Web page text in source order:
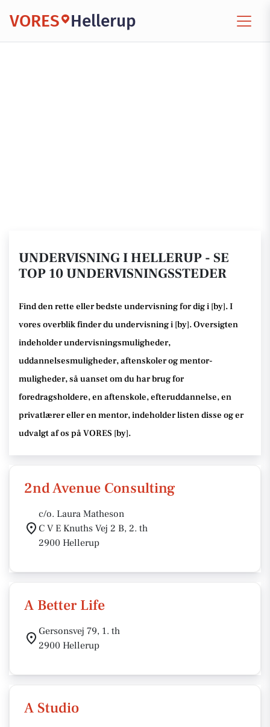
VORES Hellerup
UNDERVISNING I HELLERUP - SE
TOP 10 UNDERVISNINGSSTEDER
Find den rette eller bedste undervisningfor dig i [by]. I
vores overblik finder du undervisning i [by].Oversigten
indeholder undervisningsmuligheder,
uddannelsesmuligheder, aftenskoler og mentor-
muligheder, så uanset om du har brug for
foredragsholdere, en aftenskole, efteruddannelse, en
privatlærer eller en mentor, indeholder listen disse og er
udvalgt af os på VORES [by].
2nd Avenue Consulting
c/o. Laura Matheson
C V E Knuths Vej 2 B, 2. th
2900 Hellerup
A Better Life
Gersonsvej 79, 1. th
2900 Hellerup
A Studio